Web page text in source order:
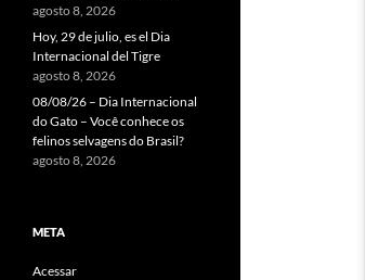
agosto 8, 2026
Hoy, 29 de julio, es el Dia
Internacional del Tigre
agosto 8, 2026
08/08/26 – Dia Internacional
do Gato – Você conhece os
felinos selvagens do Brasil?
agosto 8, 2026
META
Acessar